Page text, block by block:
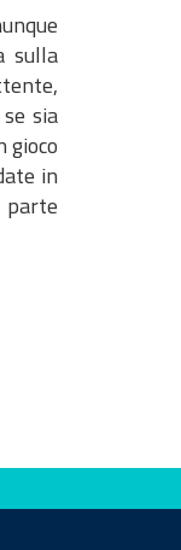
sulla
sia
gioco
in
parte